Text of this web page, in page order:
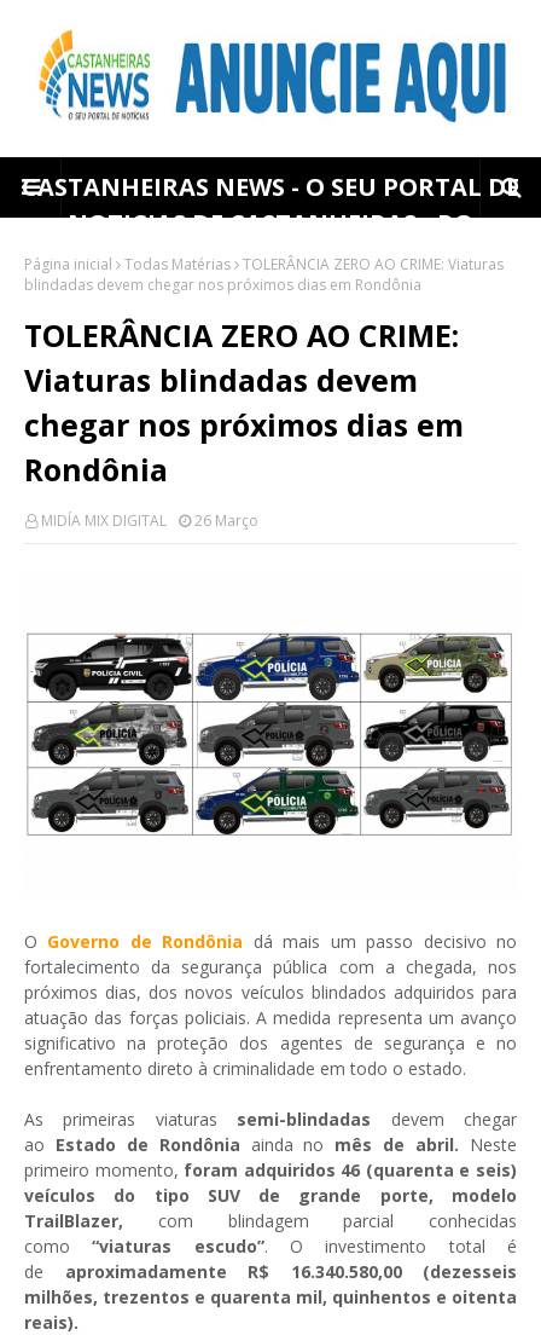
CASTANHEIRAS NEWS - O SEU PORTAL DE
NOTICIAS DE CASTANHEIRAS - RO
Página inicial Todas Matérias TOLERÂNCIA ZERO AO CRIME: Viaturas
blindadas devem chegar nos próximos dias em Rondônia
TOLERÂNCIA ZERO AO CRIME:
Viaturas blindadas devem
chegar nos próximos dias em
Rondônia
MIDÍA MIX DIGITAL 26 Março
O Governo de Rondônia dá mais um passo decisivo no
fortalecimento da segurança pública com a chegada, nos
próximos dias, dos novos veículos blindados adquiridos para
atuação das forças policiais. A medida representa um avanço
significativo na proteção dos agentes de segurança e no
enfrentamento direto à criminalidade em todo o estado.
As primeiras viaturas semi-blindadas devem chegar
ao Estado de Rondônia ainda no mês de abril. Neste
primeiro momento, foram adquiridos 46 (quarenta e seis)
veículos do tipo SUV de grande porte, modelo
TrailBlazer, com blindagem parcial conhecidas
como“viaturas escudo”. O investimento total é
de aproximadamente R$ 16.340.580,00 (dezesseis
milhões, trezentos e quarenta mil, quinhentos e oitenta
reais).